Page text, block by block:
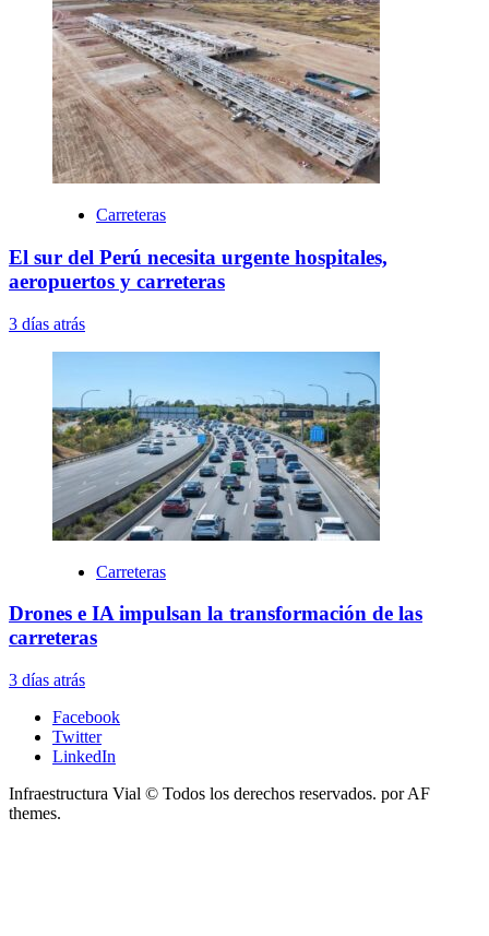
Carreteras
El sur del Perú necesita urgente hospitales,
aeropuertos y carreteras
3 días atrás
Carreteras
Drones e IA impulsan la transformación de las
carreteras
3 días atrás
Facebook
Twitter
LinkedIn
Infraestructura Vial © Todos los derechos reservados. por AF
themes.